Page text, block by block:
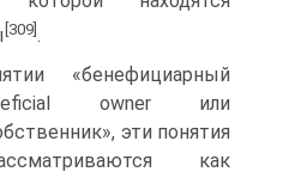
[309] .
«бенефициарный
owner или
эти понятия
как